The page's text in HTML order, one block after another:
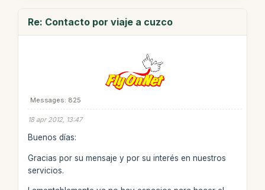
Re: Contacto por viaje a cuzco
Messages: 825
18 apr 2012, 13:47
Buenos días:
Gracias por su mensaje y por su interés en nuestros
servicios.